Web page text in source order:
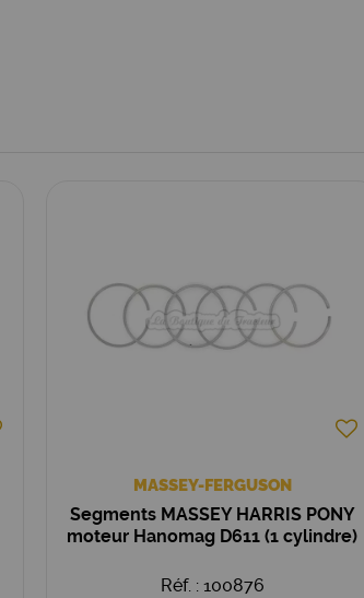
MASSEY-FERGUSON
Segments MASSEY HARRIS PONY
moteur Hanomag D611 (1 cylindre)
Réf. : 100876